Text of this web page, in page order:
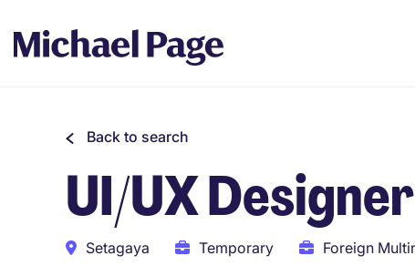
Back to search
UI/UX Designer
Setagaya Temporary Foreign